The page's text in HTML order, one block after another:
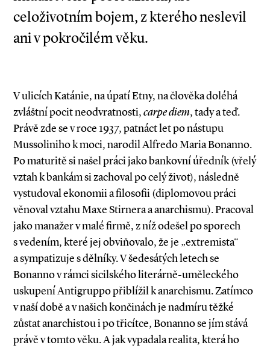
celoživotním bojem, z kterého neslevil
ani v pokročilém věku.
V ulicích Katánie, na úpatí Etny, na člověka doléhá
zvláštní pocit neodvratnosti,carpe diem, tady a teď.
Právě zde se v roce 1937, patnáct let po nástupu
Mussoliniho k moci, narodil Alfredo Maria Bonanno.
Po maturitě si našel práci jako bankovní úředník (vřelý
vztah k bankám si zachoval po celý život), následně
vystudoval ekonomii a filosofii (diplomovou práci
věnoval vztahu Maxe Stirnera a anarchismu). Pracoval
jako manažer v malé firmě, z níž odešel po sporech
s vedením, které jej obviňovalo, že je „extremista“
a sympatizuje s dělníky. V šedesátých letech se
Bonanno v rámci sicilského literárně­-uměleckého
uskupení Antigruppo přiblížil k anarchismu. Zatímco
v naší době a v našich končinách je nadmíru těžké
zůstat anarchistou i po třicítce, Bonanno se jím stává
právě v tomto věku. A jak vypadala realita, která ho